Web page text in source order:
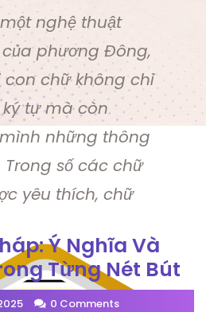
nghệ thuật
phương Đông,
chữ không chỉ
tự mà còn
những thông
Trong số các chữ
yêu thích, chữ
Ý Nghĩa Và
Từng Nét Bút
0 Comments